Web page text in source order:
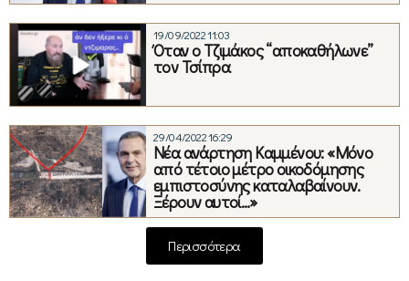
19/09/2022 11:03
Όταν ο Τζιμάκος “αποκαθήλωνε”
τον Τσίπρα
29/04/2022 16:29
Νέα ανάρτηση Καμμένου: «Μόνο
από τέτοιο μέτρο οικοδόμησης
εμπιστοσύνης καταλαβαίνουν.
Ξέρουν αυτοί…»
Περισσότερα